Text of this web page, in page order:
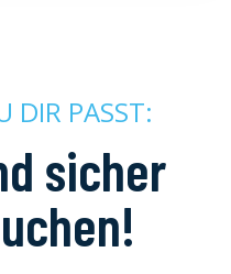
DIR PASST:
sicher